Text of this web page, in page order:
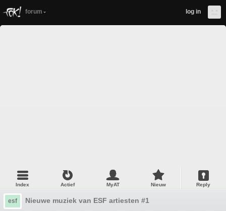
forum log in
Index Actief MyAT Nieuw Reply
esf Nieuwe muziek van ESF artiesten #1